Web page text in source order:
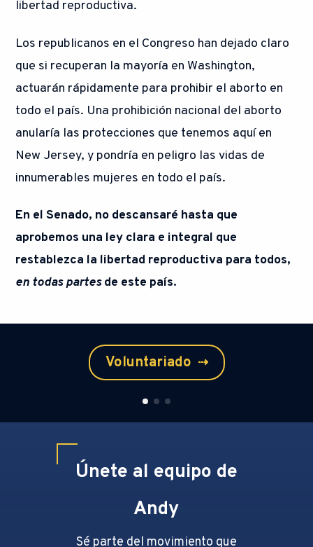
libertad reproductiva.
Los republicanos en el Congreso han dejado claro
que si recuperan la mayoría en Washington,
actuarán rápidamente para prohibir el aborto en
todo el país. Una prohibición nacional del aborto
anularía las protecciones que tenemos aquí en
New Jersey, y pondría en peligro las vidas de
innumerables mujeres en todo el país.
En el Senado, no descansaré hasta que
aprobemos una ley clara e integral que
restablezca la libertad reproductiva para todos,
en todas partesde este país.
Voluntariado ⇢
Únete al equipo de
Andy
Sé parte del movimiento que